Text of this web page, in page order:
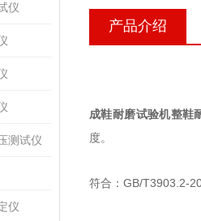
仪
测试仪
仪
产品介绍
成鞋耐磨试验机整鞋
度。
符合： GB/T3903.2-